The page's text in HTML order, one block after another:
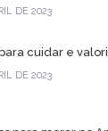
DE 2023
cuidar e
DE 2023